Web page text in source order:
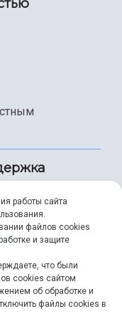
работы сайта
файлов cookies
и защите
что были
cookies сайтом
об обработке и
файлы cookies в